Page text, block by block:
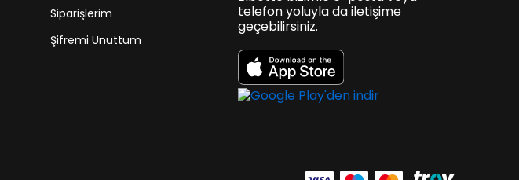
Siparişlerim
Şifremi Unuttum
telefon yoluyla da iletişime
geçebilirsiniz.